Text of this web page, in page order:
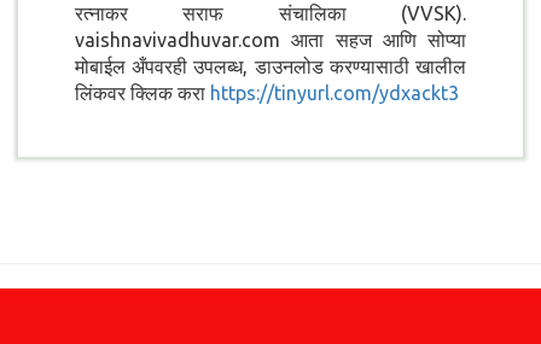
रत्नाकर सराफ संचालिका (VVSK).
vaishnavivadhuvar.com आता सहज आणि सोप्या
मोबाईल अँपवरही उपलब्ध, डाउनलोड करण्यासाठी खालील
लिंकवर क्लिक करा https://tinyurl.com/ydxackt3